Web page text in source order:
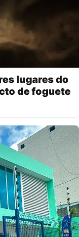
lugares do
de foguete